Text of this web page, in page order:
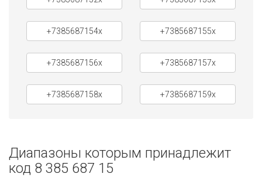
+7385687154x +7385687155x
+7385687156x +7385687157x
+7385687158x +7385687159x
Диапазоны которым принадлежит
код 8 385 687 15